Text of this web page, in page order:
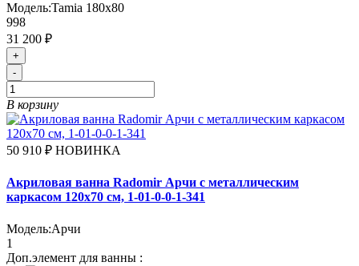
Модель:Tamia 180x80
998
31 200 ₽
+
-
В корзину
50 910 ₽ НОВИНКА
Акриловая ванна Radomir Арчи с металлическим
каркасом 120х70 см, 1-01-0-0-1-341
Модель:Арчи
1
Доп.элемент для ванны :